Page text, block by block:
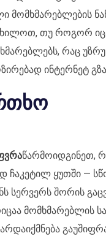
მომხმარებლების
თუ როგორ
რაც
ინტერნეტ
წარმოიდგინეთ,
ჩაკეტილ ყუთში —
სერვერს შორის
მომხმარებლის